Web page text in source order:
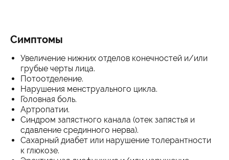
Симптомы
Увеличение нижних отделов конечностей и/или
грубые черты лица.
Потоотделение.
Нарушения менструального цикла.
Головная боль.
Артропатии.
Синдром запястного канала (отек запястья и
сдавление срединного нерва).
Сахарный диабет или нарушение толерантности
к глюкозе.